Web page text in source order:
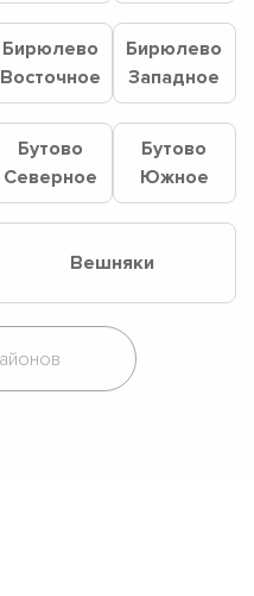
Бирюлево
Восточное
Бирюлево
Западное
Бутово
Северное
Бутово
Южное
Вешняки